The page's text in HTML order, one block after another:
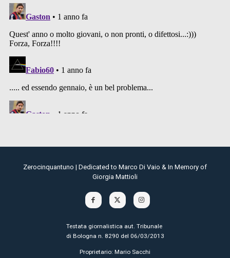
Zerocinquantuno | Dedicated to Marco Di Vaio & In Memory of
Giorgia Mattioli
Testata giornalistica aut. Tribunale
di Bologna n. 8290 del 06/03/2013
Proprietario: Mario Sacchi